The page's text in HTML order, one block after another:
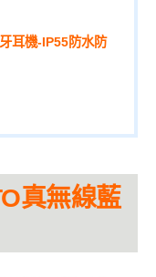
耳機-IP55防水防
真無線藍